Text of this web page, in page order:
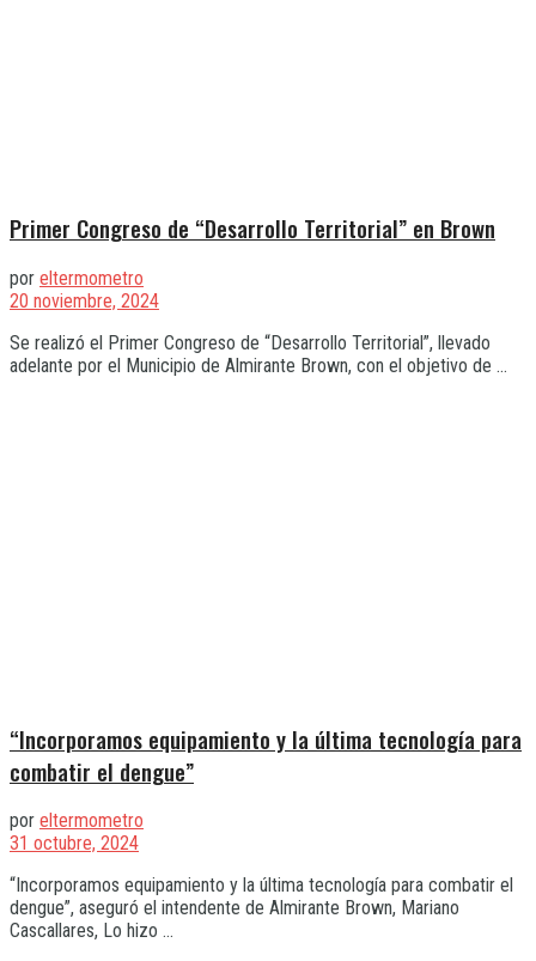
Primer Congreso de “Desarrollo Territorial” en Brown
por eltermometro
20 noviembre, 2024
Se realizó el Primer Congreso de “Desarrollo Territorial”, llevado
adelante por el Municipio de Almirante Brown, con el objetivo de ...
“Incorporamos equipamiento y la última tecnología para
combatir el dengue”
por eltermometro
31 octubre, 2024
“Incorporamos equipamiento y la última tecnología para combatir el
dengue”, aseguró el intendente de Almirante Brown, Mariano
Cascallares, Lo hizo ...